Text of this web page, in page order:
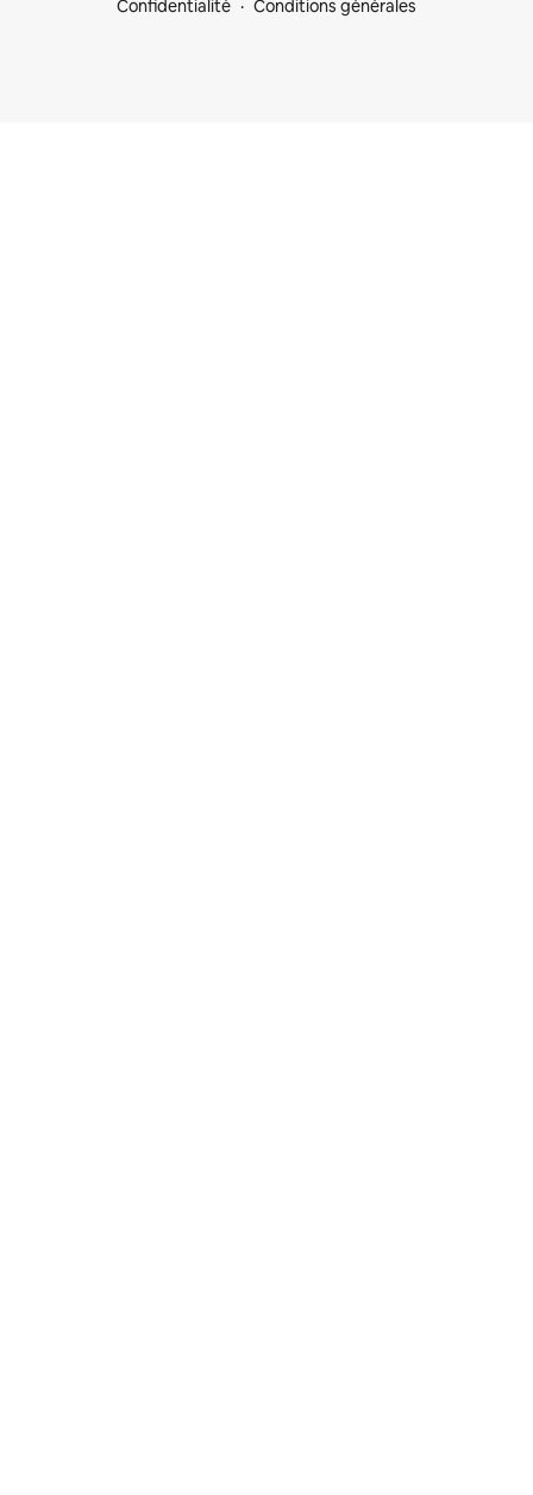
Confidentialité Conditions générales